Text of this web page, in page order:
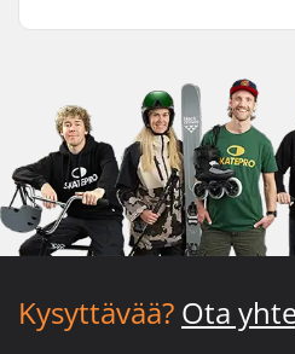
Kysyttävää? Ota